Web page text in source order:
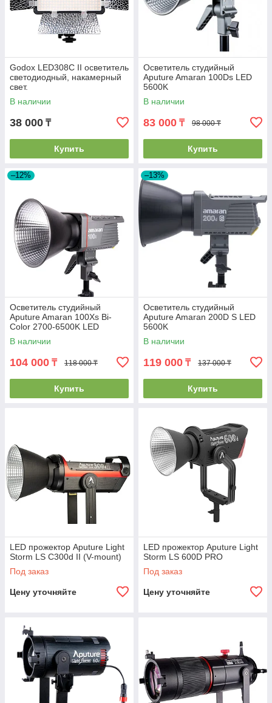
Godox LED308C II осветитель
светодиодный, накамерный
свет.
В наличии
38 000 ₸
Купить
Осветитель студийный
Aputure Amaran 100Ds LED
5600K
В наличии
83 000 ₸ 98 000 ₸
Купить
–12%
Осветитель студийный
Aputure Amaran 100Xs Bi-
Color 2700-6500K LED
В наличии
104 000 ₸ 118 000 ₸
Купить
–13%
Осветитель студийный
Aputure Amaran 200D S LED
5600K
В наличии
119 000 ₸ 137 000 ₸
Купить
LED прожектор Aputure Light
Storm LS C300d II (V-mount)
Под заказ
Цену уточняйте
LED прожектор Aputure Light
Storm LS 600D PRO
Под заказ
Цену уточняйте